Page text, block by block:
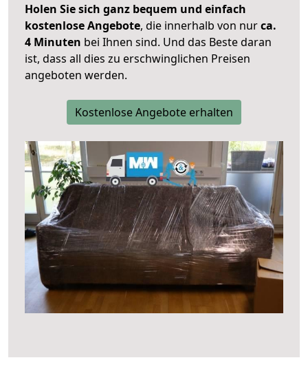
Holen Sie sich ganz bequem und einfach
kostenlose Angebote, die innerhalb von nurca.
4 Minuten bei Ihnen sind. Und das Beste daran
ist, dass all dies zu erschwinglichen Preisen
angeboten werden.
Kostenlose Angebote erhalten